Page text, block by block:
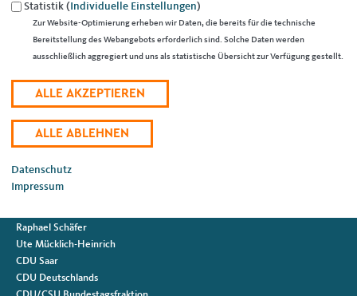
« Zurück zur Galerie
Element 8 von 37
‹ Vorherige Weiter »
Fußbereich
ANSCHRIFT
CDU Stadtverband Saarlouis
Heiligenstraße 38
66740 Saarlouis
IM WEB
Raphael Schäfer
Ute Mücklich-Heinrich
CDU Saar
CDU Deutschlands
Statistik ( Individuelle Einstellungen)
Zur Website-Optimierung erheben wir Daten, die bereits für die technische
Bereitstellung des Webangebots erforderlich sind. Solche Daten werden
ausschließlich aggregiert und uns als statistische Übersicht zur Verfügung gestellt.
Datenschutz
Impressum